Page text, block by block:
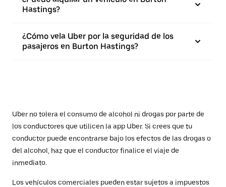
Hastings?
¿Cómo vela Uber por la seguridad de los
pasajeros en Burton Hastings?
Uber no tolera el consumo de alcohol ni drogas por parte de
los conductores que utilicen la app Uber. Si crees que tu
conductor puede encontrarse bajo los efectos de las drogas o
del alcohol, haz que el conductor finalice el viaje de
inmediato.
Los vehículos comerciales pueden estar sujetos a impuestos